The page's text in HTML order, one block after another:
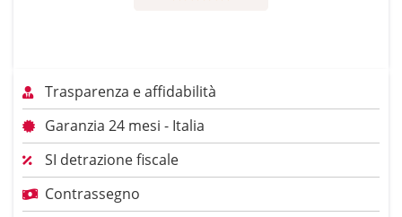
Trasparenza e affidabilità
Garanzia 24 mesi - Italia
SI detrazione fiscale
Contrassegno